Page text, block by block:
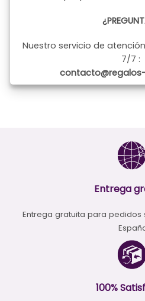
Nuestro servicio de
7/7 :
Entrega
Entrega gratuita para
100%